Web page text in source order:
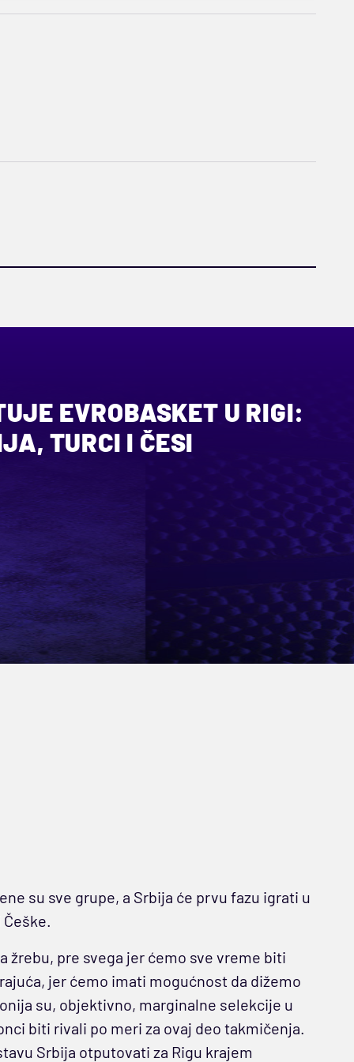
EVROBASKET U RIGI:
TURCI I ČESI
su sve grupe, a Srbija će prvu fazu igrati u
žrebu, pre svega jer ćemo sve vreme biti
jer ćemo imati mogućnost da dižemo
su, objektivno, marginalne selekcije u
biti rivali po meri za ovaj deo takmičenja.
Srbija otputovati za Rigu krajem